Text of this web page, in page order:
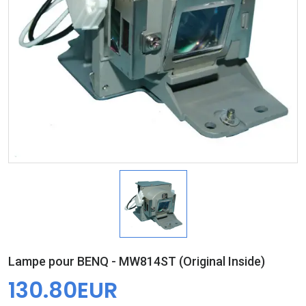
Lampe pour BENQ - MW814ST (Original Inside)
130.80EUR